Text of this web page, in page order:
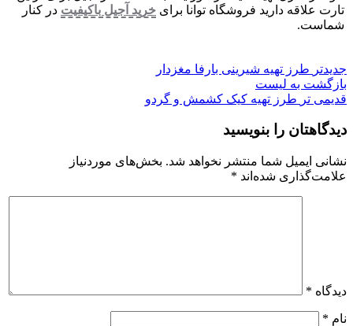
تارت علاقه دارید فروشگاه توانا برای خرید آجیل باکیفیت در کنار
شماست.
جدیدتر طرز تهیه شیرینی بارفا مغزدار
بازگشت به لیست
قدیمی تر طرز تهیه کیک کشمش و گردو
دیدگاهتان را بنویسید
نشانی ایمیل شما منتشر نخواهد شد. بخش‌های موردنیاز
علامت‌گذاری شده‌اند *
دیدگاه *
نام *